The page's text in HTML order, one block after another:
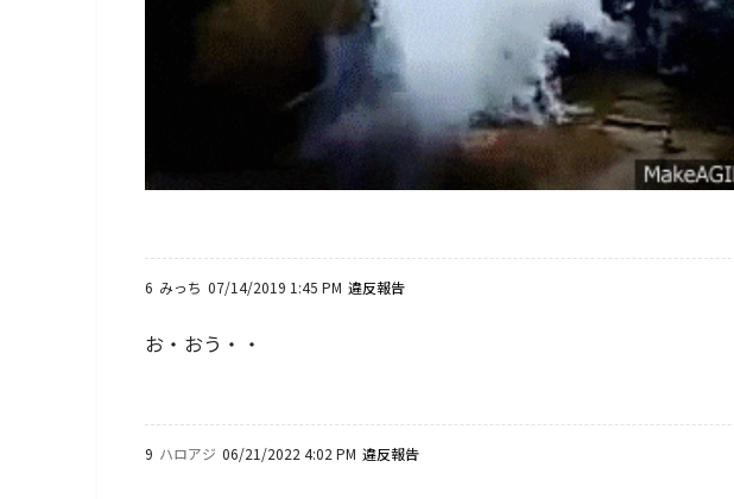
6 みっち 07/14/2019 1:45 PM 違反報告
お・おう・・
9 ハロアジ 06/21/2022 4:02 PM 違反報告